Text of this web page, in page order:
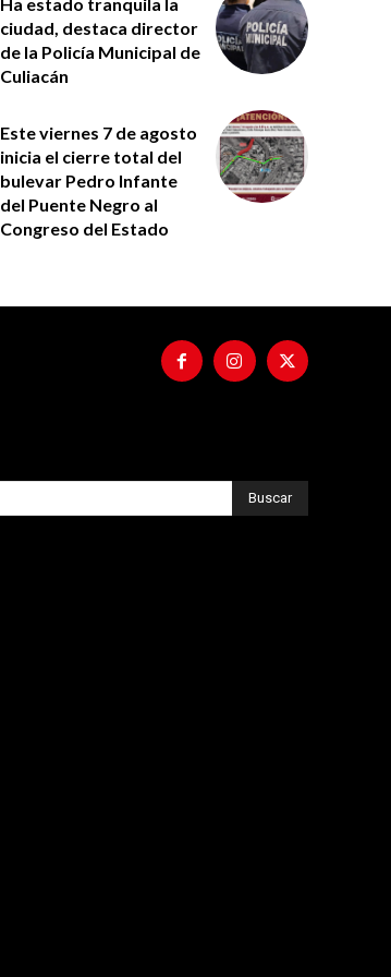
Ha estado tranquila la
ciudad, destaca director
de la Policía Municipal de
Culiacán
Este viernes 7 de agosto
inicia el cierre total del
bulevar Pedro Infante
del Puente Negro al
Congreso del Estado
Buscar